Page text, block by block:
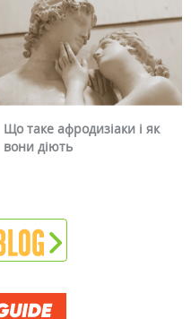
Що таке афродизіаки і як
вони діють